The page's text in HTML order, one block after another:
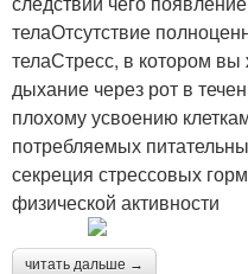
Упражнения с мариной
телаОтсутствие
телаСтресс, в котором
дыхание через рот в
плохому усвоению
потребляемых
секреция стрессовых
физической активности
читать дальше →